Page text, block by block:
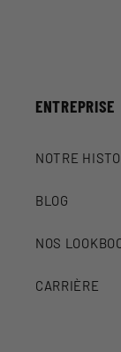
ENTREPRISE
NOTRE
BLOG
NOS
CARRIÈRE